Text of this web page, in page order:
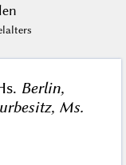
Berlin,
Ms.